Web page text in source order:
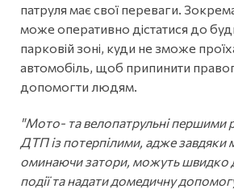
патруля має свої переваги.
може оперативно дістатися до
парковій зоні, куди не зможе
автомобіль, щоб припинити
допомогти людям.
"Мото- та велопатрульні першими
ДТП із потерпілими, адже завдяки
оминаючи затори, можуть швидко
події та надати домедичну